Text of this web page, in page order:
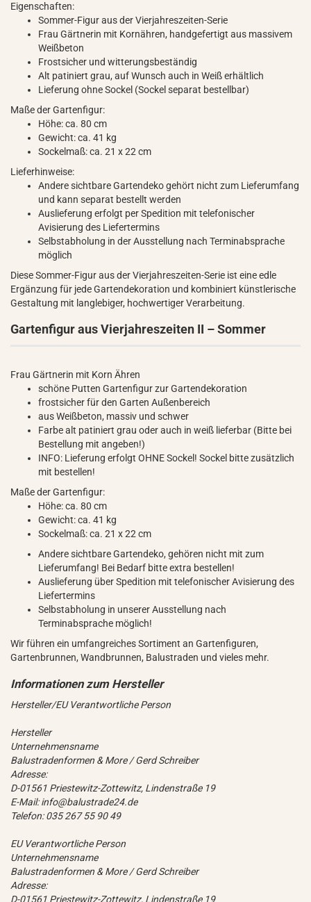
Eigenschaften:
Sommer-Figur aus der Vierjahreszeiten-Serie
Frau Gärtnerin mit Kornähren, handgefertigt aus massivem
Weißbeton
Frostsicher und witterungsbeständig
Alt patiniert grau, auf Wunsch auch in Weiß erhältlich
Lieferung ohne Sockel (Sockel separat bestellbar)
Maße der Gartenfigur:
Höhe: ca. 80 cm
Gewicht: ca. 41 kg
Sockelmaß: ca. 21 x 22 cm
Lieferhinweise:
Andere sichtbare Gartendeko gehört nicht zum Lieferumfang
und kann separat bestellt werden
Auslieferung erfolgt per Spedition mit telefonischer
Avisierung des Liefertermins
Selbstabholung in der Ausstellung nach Terminabsprache
möglich
Diese Sommer-Figur aus der Vierjahreszeiten-Serie ist eine edle
Ergänzung für jede Gartendekoration und kombiniert künstlerische
Gestaltung mit langlebiger, hochwertiger Verarbeitung.
Gartenfigur aus Vierjahreszeiten II – Sommer
Frau Gärtnerin mit Korn Ähren
schöne Putten Gartenfigur zur Gartendekoration
frostsicher für den Garten Außenbereich
aus Weißbeton, massiv und schwer
Farbe alt patiniert grau oder auch in weiß lieferbar (Bitte bei
Bestellung mit angeben!)
INFO: Lieferung erfolgt OHNE Sockel! Sockel bitte zusätzlich
mit bestellen!
Maße der Gartenfigur:
Höhe: ca. 80 cm
Gewicht: ca. 41 kg
Sockelmaß: ca. 21 x 22 cm
Andere sichtbare Gartendeko, gehören nicht mit zum
Lieferumfang! Bei Bedarf bitte extra bestellen!
Auslieferung über Spedition mit telefonischer Avisierung des
Liefertermins
Selbstabholung in unserer Ausstellung nach
Terminabsprache möglich!
Wir führen ein umfangreiches Sortiment an Gartenfiguren,
Gartenbrunnen, Wandbrunnen, Balustraden und vieles mehr.
Hersteller/EU Verantwortliche Person
Hersteller
Unternehmensname
Balustradenformen & More / Gerd Schreiber
Adresse:
D-01561 Priestewitz-Zottewitz, Lindenstraße 19
E-Mail: info@balustrade24.de
Telefon: 035 267 55 90 49
EU Verantwortliche Person
Unternehmensname
Balustradenformen & More / Gerd Schreiber
Adresse:
D-01561 Priestewitz-Zottewitz, Lindenstraße 19